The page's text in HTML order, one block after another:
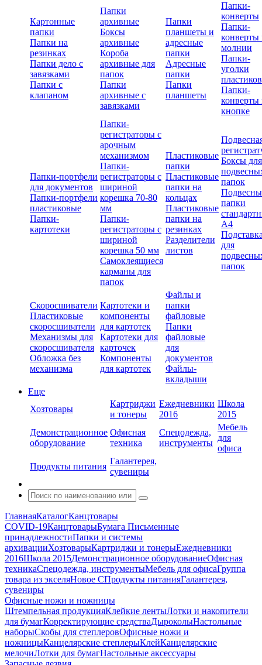
Картонные
папки
Папки на
резинках
Папки дело с
завязками
Папки с
клапаном
Папки
архивные
Боксы
архивные
Короба
архивные для
папок
Папки
архивные с
завязками
Папки
планшеты и
адресные
папки
Адресные
папки
Папки
планшеты
Папки-
конверты
Папки-
конверты
молнии
Папки-
уголки
Папки-
конверты
кнопке
Папки-портфели
для документов
Папки-портфели
пластиковые
Папки-
картотеки
Папки-
регистраторы с
арочным
механизмом
Папки-
регистраторы с
шириной
корешка 70-80
мм
Папки-
регистраторы с
шириной
корешка 50 мм
Самоклеящиеся
карманы для
папок
Пластиковые
папки
Пластиковые
папки на
кольцах
Пластиковые
папки на
резинках
Разделители
листов
Боксы для
папок
папки
А4
для
папок
Скоросшиватели
Пластиковые
скоросшиватели
Механизмы для
скоросшивателя
Обложка без
механизма
Картотеки и
компоненты
для картотек
Картотеки для
карточек
Компоненты
для картотек
Файлы и
папки
файловые
Папки
файловые
для
документов
Файлы-
вкладыши
Еще
Хозтовары
Картриджи
и тонеры
Ежедневники
2016
Школа
2015
Демонстрационное
оборудование
Офисная
техника
Спецодежда,
инструменты
Мебель
для
офиса
Продукты питания
Галантерея,
сувениры
ГлавнаяКаталогКанцтовары
COVID-19КанцтоварыБумага Письменные
принадлежностиПапки и системы
архивацииХозтоварыКартриджи и тонерыЕжедневники
2016Школа 2015Демонстрационное оборудованиеОфисная
техникаСпецодежда, инструментыМебель для офисаГруппа
товара из экселяНовое СПродукты питанияГалантерея,
сувениры
Офисные ножи и ножницы
Штемпельная продукцияКлейкие лентыЛотки и накопители
для бумагКорректирующие средстваДыроколыНастольные
наборыСкобы для степлеровОфисные ножи и
ножницыКанцелярские степлерыКлейКанцелярские
мелочиЛотки для бумагНастольные аксессуары